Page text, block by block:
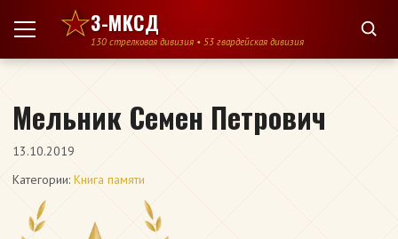
Перейти к содержимому
3-МКСД
130 стрелковая дивизия • 53 гвардейская дивизия
Мельник Семен Петрович
13.10.2019
Категории: Книга памяти